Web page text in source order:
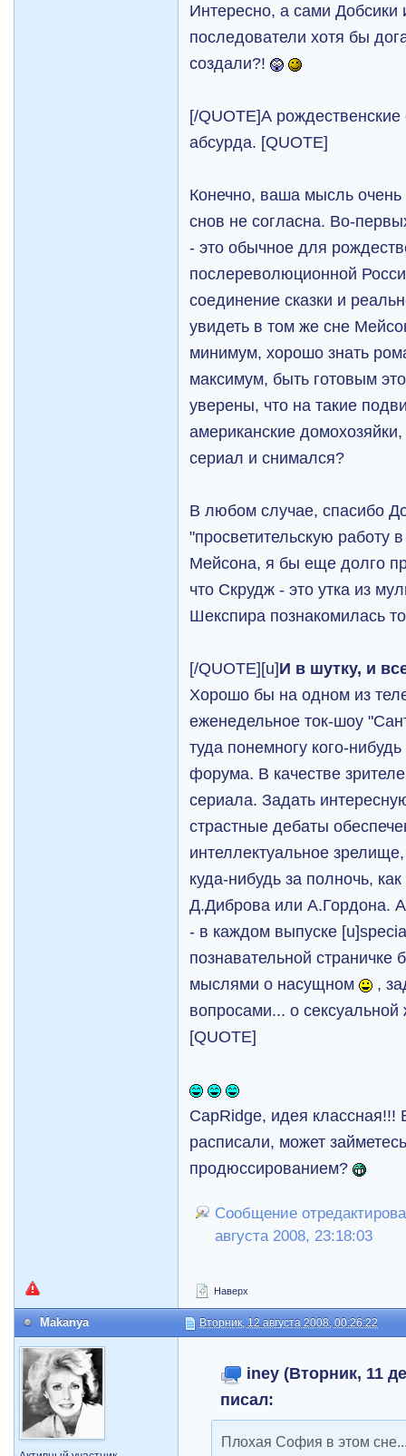
Интересно, а сами Добсики
последователи хотя бы
создали?!
[/QUOTE]А
абсурда. [QUOTE]
Конечно, ваша мысль
снов не согласна. Во-
- это обычное для
послереволюционной
соединение сказки и
увидеть в том же сне
минимум, хорошо знать
максимум, быть готовым
уверены, что на такие
американские
сериал и снимался?
В любом случае, спасибо
"просветительскую работу
Мейсона, я бы еще долго
что Скрудж - это утка из
Шекспира познакомилась
[/QUOTE][u]И в шутку, и
Хорошо бы на одном из
еженедельное ток-шоу
туда понемногу кого-нибудь
форума. В качестве
сериала. Задать
страстные дебаты
интеллектуальное
куда-нибудь за полночь,
Д.Диброва или А.Гордона.
- в каждом выпуске
познавательной страничке
мыслями о насущном
,
вопросами... о
[QUOTE]
CapRidge, идея классная!!!
расписали, может
продюссированием?
Сообщение
августа 2008, 23:18:03
Наверх
Makanya Вторник, 12 августа 2008, 00:26:22
iney (Вторник, 11
писал:
Плохая София в этом